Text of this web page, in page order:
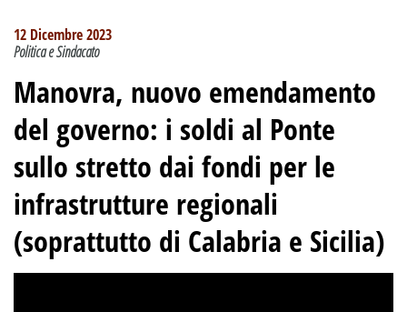
12 Dicembre 2023
Politica e Sindacato
Manovra, nuovo emendamento
del governo: i soldi al Ponte
sullo stretto dai fondi per le
infrastrutture regionali
(soprattutto di Calabria e Sicilia)